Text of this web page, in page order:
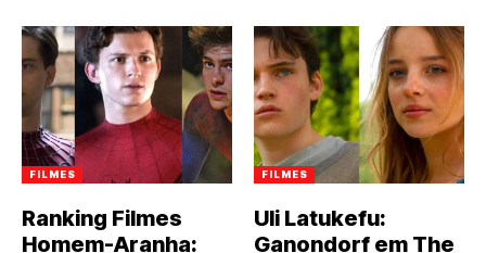
FILMES
Ranking Filmes
Homem-Aranha:
FILMES
Uli Latukefu:
Ganondorf em The